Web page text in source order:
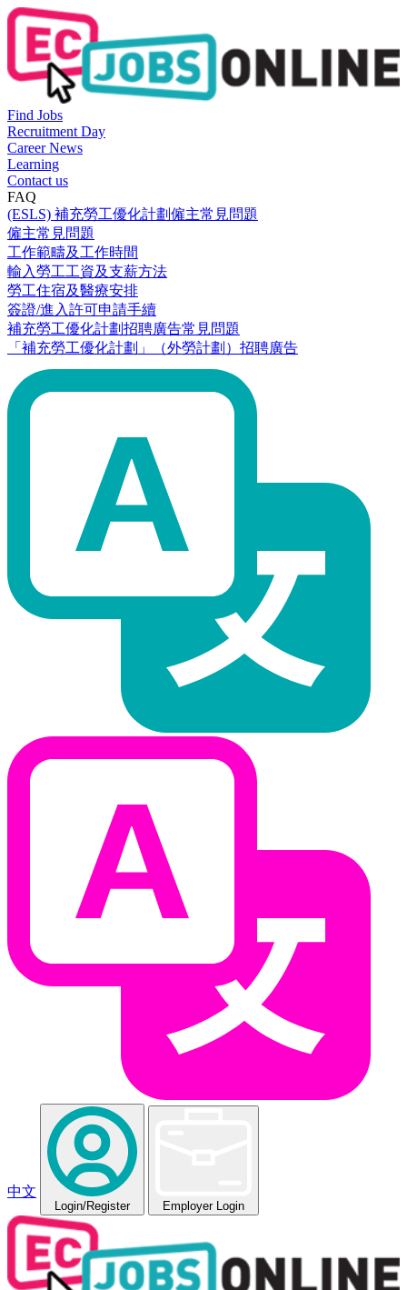
Find Jobs
Recruitment Day
Career News
Learning
Contact us
FAQ
(ESLS) 補充勞工優化計劃僱主常見問題
僱主常見問題
工作範疇及工作時間
輸入勞工工資及支薪方法
勞工住宿及醫療安排
簽證/進入許可申請手續
補充勞工優化計劃招聘廣告常見問題
「補充勞工優化計劃」（外勞計劃）招聘廣告
中文
Login/Register Employer Login